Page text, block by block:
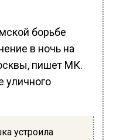
борьбе
в ночь на
пишет МК.
уличного
устроила